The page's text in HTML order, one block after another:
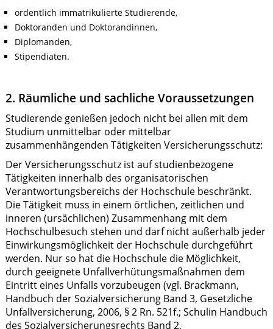
ordentlich immatrikulierte Studierende,
Doktoranden und Doktorandinnen,
Diplomanden,
Stipendiaten.
2. Räumliche und sachliche Voraussetzungen
Studierende genießen jedoch nicht bei allen mit dem
Studium unmittelbar oder mittelbar
zusammenhängenden Tätigkeiten Versicherungsschutz:
Der Versicherungsschutz ist auf studienbezogene
Tätigkeiten innerhalb des organisatorischen
Verantwortungsbereichs der Hochschule beschränkt.
Die Tätigkeit muss in einem örtlichen, zeitlichen und
inneren (ursächlichen) Zusammenhang mit dem
Hochschulbesuch stehen und darf nicht außerhalb jeder
Einwirkungsmöglichkeit der Hochschule durchgeführt
werden. Nur so hat die Hochschule die Möglichkeit,
durch geeignete Unfallverhütungsmaßnahmen dem
Eintritt eines Unfalls vorzubeugen (vgl. Brackmann,
Handbuch der Sozialversicherung Band 3, Gesetzliche
Unfallversicherung, 2006, § 2 Rn. 521f.; Schulin Handbuch
des Sozialversicherungsrechts Band 2,